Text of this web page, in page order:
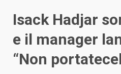
Isack Hadjar
e il manager
“Non